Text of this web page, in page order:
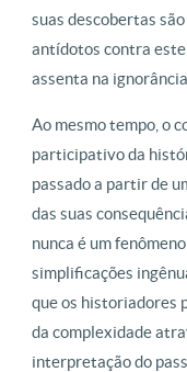
suas descobertas
antídotos contra
assenta na
Ao mesmo tempo, o
participativo da
passado a partir de
das suas
nunca é um
simplificações
que os historiadores
da complexidade
interpretação do